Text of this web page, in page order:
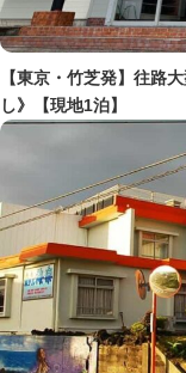
【東京・竹芝発】往路
し》【現地1泊】